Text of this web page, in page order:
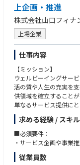
・定期的な情報交換・関
・電子カルテの導入検
【ポジションの魅力】
・医師の人生に関わる
・「営業＋コンサル」の
・不動産・医療・金融
・案件創出から成約ま
・複数関係者を巻き込む
上企画・推進
株式会社山口フィナ
上場企業
仕事内容
【ミッション】
ウェルビーイングサー
活の質や人生の充実を
供領域を確立することが
単なるサービス提供に
モデルを構築し、継続
の深化と事業成長の両
【業務内容】
お客さまの生活・人生
サービス企画および事
求める経験 / スキル
■必須要件：
・サービス企画や事業
従業員数